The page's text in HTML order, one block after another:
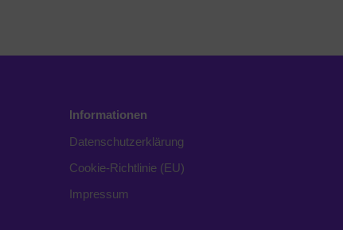
Informationen
Datenschutzerklärung
Cookie-Richtlinie (EU)
Impressum